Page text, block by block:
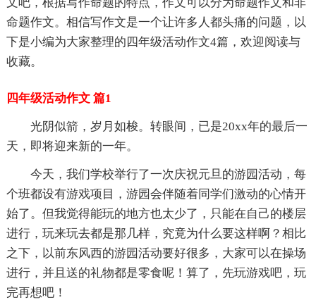
命题作文。相信写作文是一个让许多人都头痛的问题，以
下是小编为大家整理的四年级活动作文4篇，欢迎阅读与
收藏。
四年级活动作文 篇1
光阴似箭，岁月如梭。转眼间，已是20xx年的最后一
天，即将迎来新的一年。
今天，我们学校举行了一次庆祝元旦的游园活动，每
个班都设有游戏项目，游园会伴随着同学们激动的心情开
始了。但我觉得能玩的地方也太少了，只能在自己的楼层
进行，玩来玩去都是那几样，究竟为什么要这样啊？相比
之下，以前东风西的游园活动要好很多，大家可以在操场
进行，并且送的礼物都是零食呢！算了，先玩游戏吧，玩
完再想吧！